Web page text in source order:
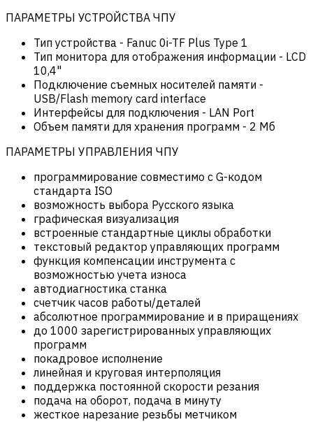
ПАРАМЕТРЫ УСТРОЙСТВА ЧПУ
Тип устройства - Fanuc 0i-TF Plus Type 1
Тип монитора для отображения информации - LCD
10,4"
Подключение съемных носителей памяти -
USB/Flash memory card interface
Интерфейсы для подключения - LAN Port
Объем памяти для хранения программ - 2 Мб
ПАРАМЕТРЫ УПРАВЛЕНИЯ ЧПУ
программирование совместимо с G-кодом
стандарта ISO
возможность выбора Русского языка
графическая визуализация
встроенные стандартные циклы обработки
текстовый редактор управляющих программ
функция компенсации инструмента с
возможностью учета износа
автодиагностика станка
счетчик часов работы/деталей
абсолютное программирование и в приращениях
до 1000 зарегистрированных управляющих
программ
покадровое исполнение
линейная и круговая интерполяция
поддержка постоянной скорости резания
подача на оборот, подача в минуту
жесткое нарезание резьбы метчиком